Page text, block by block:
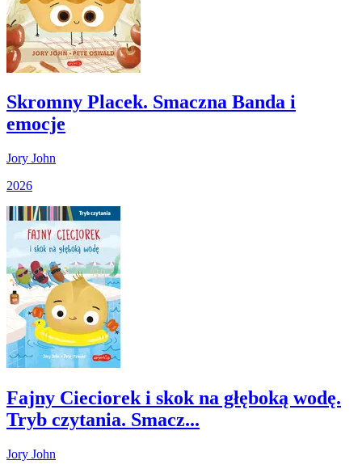
Skromny Placek. Smaczna Banda i
emocje
Jory John
2026
Fajny Cieciorek i skok na głęboką wodę.
Tryb czytania. Smacz...
Jory John